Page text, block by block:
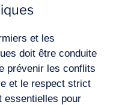
et les
doit être conduite
prévenir les conflits
et le respect strict
essentielles pour